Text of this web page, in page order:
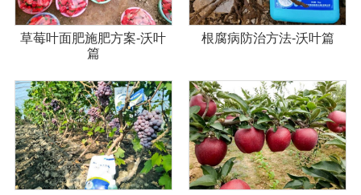
草莓叶面肥施肥方案-沃叶
篇
根腐病防治方法-沃叶篇